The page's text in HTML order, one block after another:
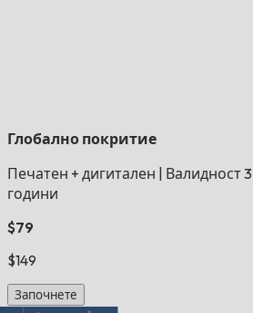
Глобално покритие
Печатен + дигитален
Валидност 3
години
$79
$149
Започнете